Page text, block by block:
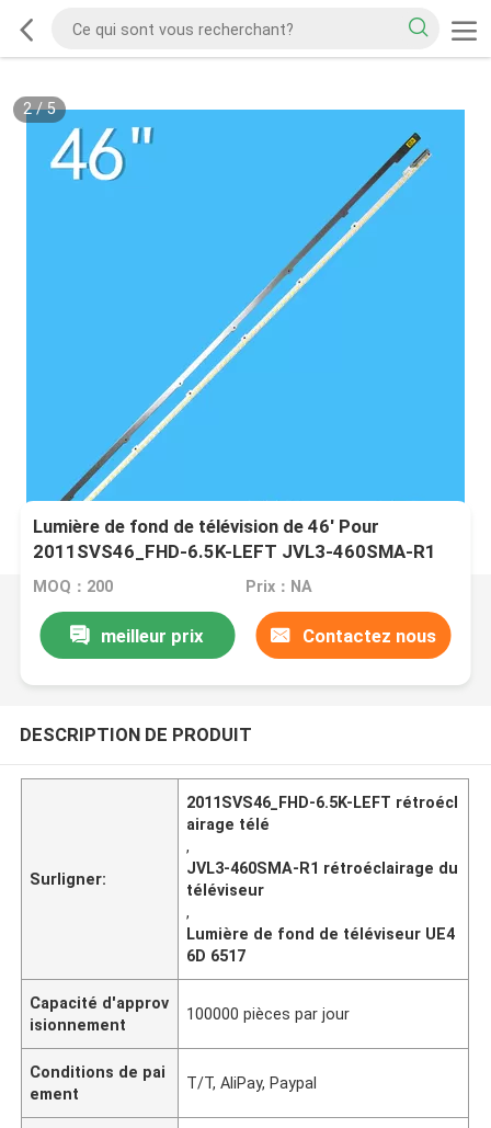
2/5
Lumière de fond de télévision de 46' Pour
2011SVS46_FHD-6.5K-LEFT JVL3-460SMA-R1
UA46D6400 Ue46d 6517
MOQ：200 Prix：NA
meilleur prix Contactez nous
DESCRIPTION DE PRODUIT
Surligner:
2011SVS46_FHD-6.5K-LEFT rétroécl
airage télé
,
JVL3-460SMA-R1 rétroéclairage du
téléviseur
,
Lumière de fond de téléviseur UE4
6D 6517
Capacité d'approv
isionnement
100000 pièces par jour
Conditions de pai
ement
T/T, AliPay, Paypal